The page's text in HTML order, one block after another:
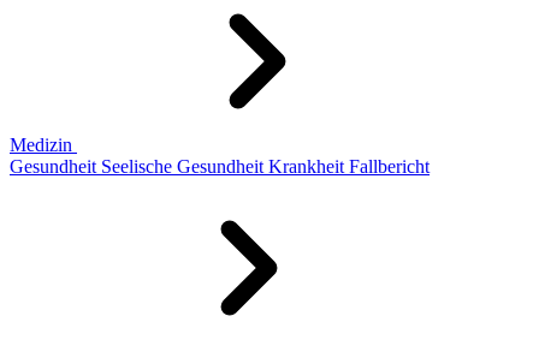
Medizin
Gesundheit Seelische Gesundheit Krankheit Fallbericht